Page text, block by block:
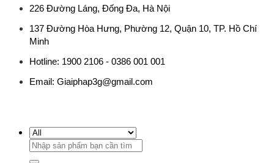
226 Đường Láng, Đống Đa, Hà Nội
137 Đường Hòa Hưng, Phường 12, Quận 10, TP. Hồ Chí
Minh
Hotline: 1900 2106 - 0386 001 001
Email: Giaiphap3g@gmail.com
Tìm
kiếm: